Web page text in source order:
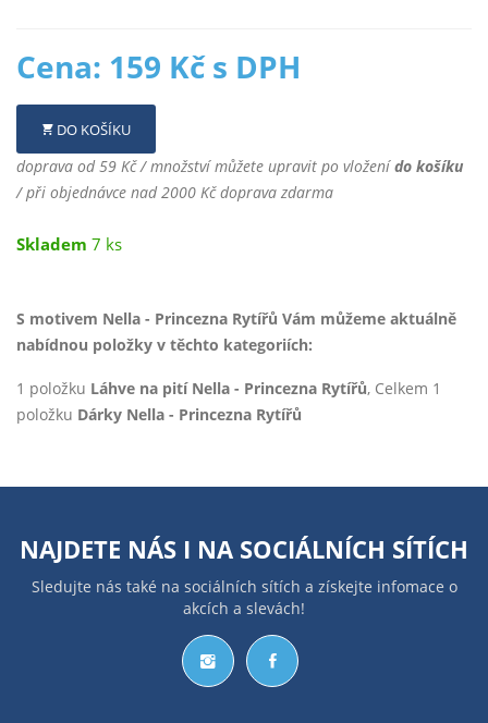
Cena: 159 Kč s DPH
DO KOŠÍKU
doprava od 59 Kč / množství můžete upravit po vloženído košíku
/ při objednávce nad 2000 Kč doprava zdarma
Skladem 7 ks
S motivem Nella - Princezna Rytířů Vám můžeme aktuálně
nabídnou položky v těchto kategoriích:
1 položku Láhve na pití Nella - Princezna Rytířů, Celkem 1
položku Dárky Nella - Princezna Rytířů
NAJDETE NÁS I NA SOCIÁLNÍCH SÍTÍCH
Sledujte nás také na sociálních sítích a získejte infomace o
akcích a slevách!